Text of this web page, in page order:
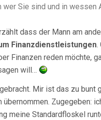
wer Sie sind und in wessen
dass der Mann am
Finanzdienstleistungen.
Finanzen reden möchte,
will…
Mir ist das zu bunt
Zugegeben:
meine Standardfloskel